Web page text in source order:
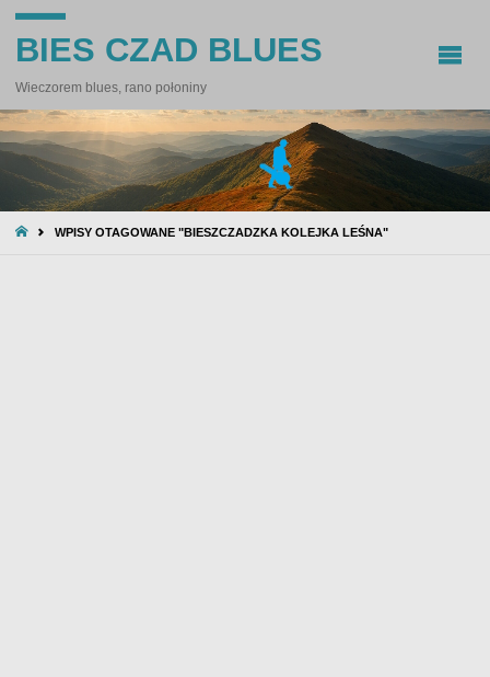
BIES CZAD BLUES
Wieczorem blues, rano połoniny
STRONA
WPISY OTAGOWANE "BIESZCZADZKA KOLEJKA LEŚNA"